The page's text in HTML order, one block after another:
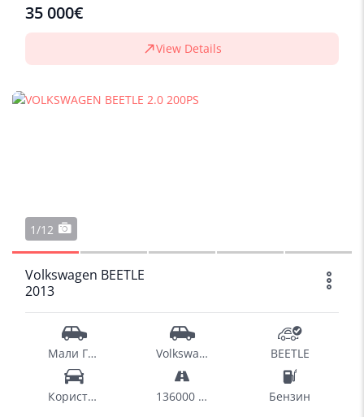
35 000€
View Details
1/12
Volkswagen BEETLE
2013
Мали Градски Volkswagen BEETLE
Користен 136000 km Бензин